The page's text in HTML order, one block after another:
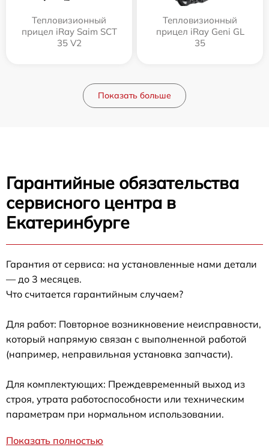
Тепловизионный
прицел iRay Saim SCT
35 V2
Тепловизионный
прицел iRay Geni GL
35
Показать больше
Гарантийные обязательства
сервисного центра в
Екатеринбурге
Гарантия от сервиса: на установленные нами детали
— до 3 месяцев.
Что считается гарантийным случаем?
Для работ: Повторное возникновение неисправности,
который напрямую связан с выполненной работой
(например, неправильная установка запчасти).
Для комплектующих: Преждевременный выход из
строя, утрата работоспособности или техническим
параметрам при нормальном использовании.
Показать полностью